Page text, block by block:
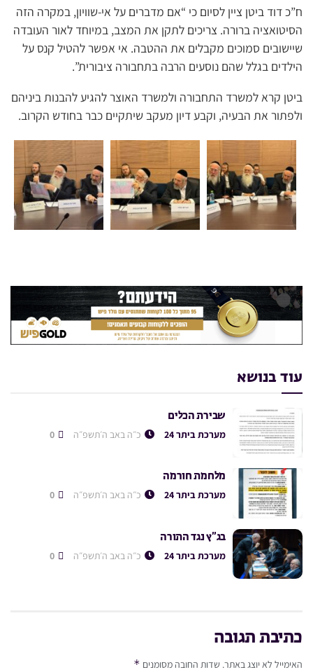
ח”כ דוד ביטן ציין לסיום כי “אם מדברים על אי-שוויון, במקרה הזה
הסיטואציה ברורה. צריכים לתקן את המצב, במיוחד לאור העובדה
שיישובים סמוכים מקבלים את ההטבה. אי אפשר להטיל קנס על
הילדים בגלל שהם נוסעים הרבה בתחבורה ציבורית”.
ביטן קרא למשרד התחבורה ולמשרד האוצר להגיע להבנות ביניהם
ולפתור את הבעיה, וקבע דיון מעקב שיתקיים כבר בחודש הקרוב.
עוד בנושא
שבירת הכלים
מערכת ביתר 24 כ״ה באב ה׳תשפ״ה
מלחמת חורמה
מערכת ביתר 24 כ״ה באב ה׳תשפ״ה
בג”ץ נגד התורה
מערכת ביתר 24 כ״ה באב ה׳תשפ״ה
כתיבת תגובה
האימייל לא יוצג באתר. שדות החובה מסומנים *